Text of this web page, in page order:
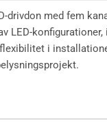
drivdon med fem
LED-
i